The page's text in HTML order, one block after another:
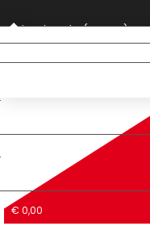
Privatkunde (nur DE)
€ 0,00